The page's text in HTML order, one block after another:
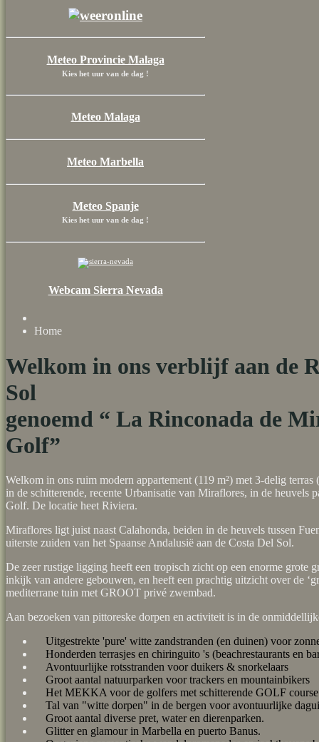
Meteo Provincie Malaga
Kies het uur van de dag !
Meteo Malaga
Meteo Marbella
Meteo Spanje
Kies het uur van de dag !
Webcam Sierra Nevada
Home
Welkom in ons verblijf aan de
Sol
genoemd “ La Rinconada de
Golf”
Welkom in ons ruim modern appartement (119 m²) met 3-delig terras
in de schitterende, recente Urbanisatie van Miraflores, in de heuvels
Golf. De locatie heet Riviera.
Miraflores ligt juist naast Calahonda, beiden in de heuvels tussen
uiterste zuiden van het Spaanse Andalusië aan de Costa Del Sol.
De zeer rustige ligging heeft een tropisch zicht op een enorme grote
inkijk van andere gebouwen, en heeft een prachtig uitzicht over de
mediterrane tuin met GROOT privé zwembad.
Aan bezoeken van pittoreske dorpen en activiteit is in de
Uitgestrekte 'pure' witte zandstranden (en duinen) voor
Honderden terrasjes en chiringuito 's (beachrestaurants en
Avontuurlijke rotsstranden voor duikers & snorkelaars
Groot aantal natuurparken voor trackers en mountainbikers
Het MEKKA voor de golfers met schitterende GOLF
Tal van "witte dorpen" in de bergen voor avontuurlijke
Groot aantal diverse pret, water en dierenparken.
Glitter en glamour in Marbella en puerto Banus.